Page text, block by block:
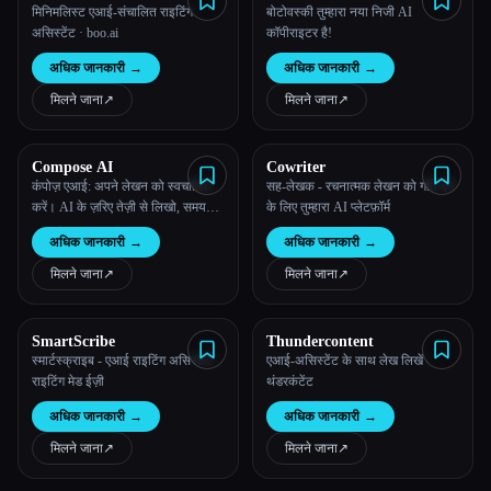
मिनिमलिस्ट एआई-संचालित राइटिंग
असिस्टेंट · boo.ai
अधिक जानकारी →
मिलने जाना↗︎
बोटोवस्की तुम्हारा नया निजी AI
कॉपीराइटर है!
अधिक जानकारी →
मिलने जाना↗︎
Compose AI
कंपोज़ एआई: अपने लेखन को स्वचालित
करें। AI के ज़रिए तेज़ी से लिखो, समय
बचाओ।
अधिक जानकारी →
मिलने जाना↗︎
Cowriter
सह-लेखक - रचनात्मक लेखन को गति देने
के लिए तुम्हारा AI प्लेटफ़ॉर्म
अधिक जानकारी →
मिलने जाना↗︎
SmartScribe
स्मार्टस्क्राइब - एआई राइटिंग असिस्टेंट -
राइटिंग मेड ईज़ी
अधिक जानकारी →
मिलने जाना↗︎
Thundercontent
एआई-असिस्टेंट के साथ लेख लिखें -
थंडरकंटेंट
अधिक जानकारी →
मिलने जाना↗︎